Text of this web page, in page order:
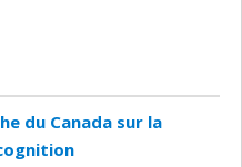
du Canada sur la